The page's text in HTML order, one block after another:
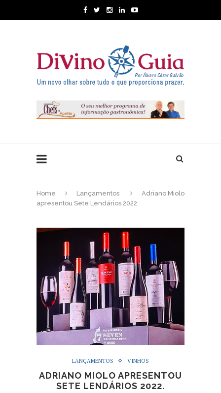
Home Lançamentos
Adriano Miolo
apresentou Sete Lendários 2022.
LANÇAMENTOS VINHOS
ADRIANO MIOLO APRESENTOU
SETE LENDÁRIOS 2022.